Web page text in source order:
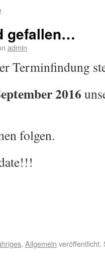
gefallen…
admin
Terminfindung
2016
folgen.
, Allgemein veröffentlicht.